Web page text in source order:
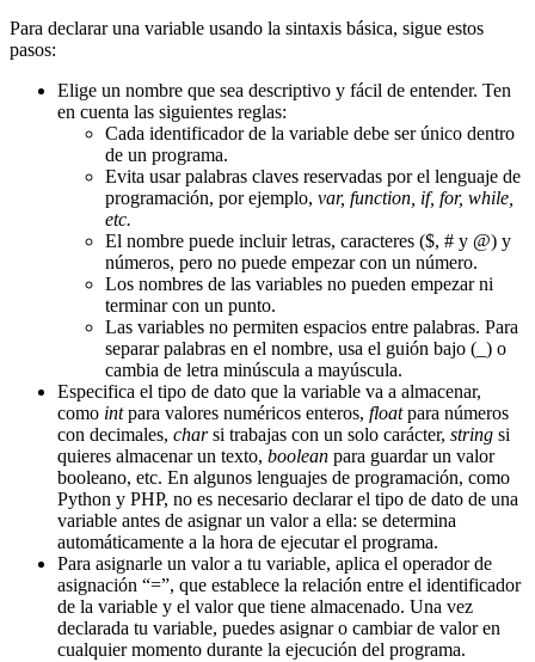
Para declarar una variable usando la sintaxis básica, sigue estos
pasos:
Elige un nombre que sea descriptivo y fácil de entender. Ten
en cuenta las siguientes reglas:
Cada identificador de la variable debe ser único dentro
de un programa.
Evita usar palabras claves reservadas por el lenguaje de
programación, por ejemplo, var, function, if, for, while,
etc.
El nombre puede incluir letras, caracteres ($, # y @) y
números, pero no puede empezar con un número.
Los nombres de las variables no pueden empezar ni
terminar con un punto.
Las variables no permiten espacios entre palabras. Para
separar palabras en el nombre, usa el guión bajo (_) o
cambia de letra minúscula a mayúscula.
Especifica el tipo de dato que la variable va a almacenar,
como intpara valores numéricos enteros, floatpara números
con decimales, charsi trabajas con un solo carácter, string si
quieres almacenar un texto, boolean para guardar un valor
booleano, etc. En algunos lenguajes de programación, como
Python y PHP, no es necesario declarar el tipo de dato de una
variable antes de asignar un valor a ella: se determina
automáticamente a la hora de ejecutar el programa.
Para asignarle un valor a tu variable, aplica el operador de
asignación “=”, que establece la relación entre el identificador
de la variable y el valor que tiene almacenado. Una vez
declarada tu variable, puedes asignar o cambiar de valor en
cualquier momento durante la ejecución del programa.